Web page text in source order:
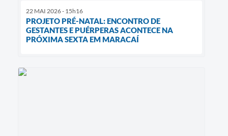
22 MAI 2026 - 15h16
PROJETO PRÉ-NATAL: ENCONTRO DE
GESTANTES E PUÉRPERAS ACONTECE NA
PRÓXIMA SEXTA EM MARACAÍ